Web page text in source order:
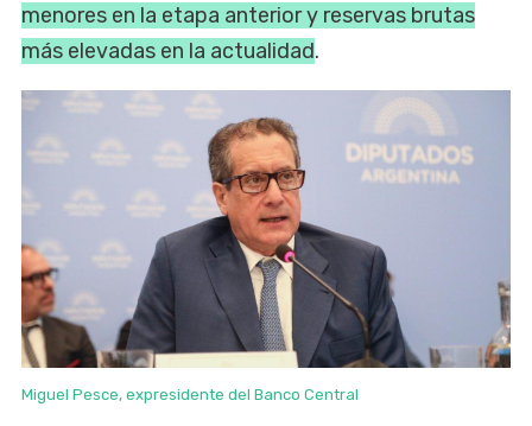
menores en la etapa anterior y reservas brutas
más elevadas en la actualidad.
Miguel Pesce, expresidente del Banco Central